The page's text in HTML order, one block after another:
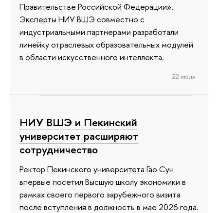
Правительстве Российской Федерации».
Эксперты НИУ ВШЭ совместно с
индустриальными партнерами разработали
линейку отраслевых образовательных модулей
в области искусственного интеллекта.
22 июля
НИУ ВШЭ и Пекинский
университет расширяют
сотрудничество
Ректор Пекинского университета Гао Сун
впервые посетил Высшую школу экономики в
рамках своего первого зарубежного визита
после вступления в должность в мае 2026 года.